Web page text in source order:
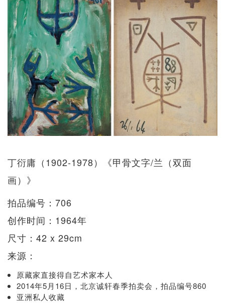
丁衍庸（1902-1978）《甲骨文字/兰（双面
画）》
拍品编号：706
创作时间：1964年
尺寸：42 x 29cm
来源：
原藏家直接得自艺术家本人
2014年5月16日，北京诚轩春季拍卖会，拍品编号860
亚洲私人收藏